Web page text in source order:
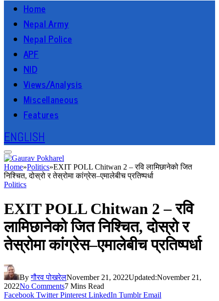
Home
Nepal Army
Nepal Police
APF
NID
Views/Analysis
Miscellaneous
Features
ENGLISH
Home»Politics»EXIT POLL Chitwan 2 – रवि लामिछानेको जित
निश्चित, दोस्रो र तेस्रोमा कांग्रेस–एमालेबीच प्रतिष्पर्धा
Politics
EXIT POLL Chitwan 2 – रवि
लामिछानेको जित निश्चित, दोस्रो र
तेस्रोमा कांग्रेस–एमालेबीच प्रतिष्पर्धा
By गौरव पोखरेलNovember 21, 2022Updated:November 21,
2022No Comments7 Mins Read
Facebook Twitter Pinterest LinkedIn Tumblr Email